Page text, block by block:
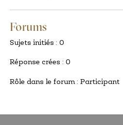
Forums
Sujets initiés : 0
Réponse crées : 0
Rôle dans le forum : Participant